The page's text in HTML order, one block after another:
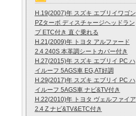
H.19(2007)年 スズキ エブリイワゴン
PZターボ ディスチャージヘッドラン
プ ETC付き 直ぐ乗れる
H.21(2009)年 トヨタ アルファード
2.4 240S 本革調シートカバー付き
H.27(2015)年 スズキ エブリイ PC ハ
イルーフ 5AGS車 EG,AT好調
H.29(2017)年 スズキ エブリイ PC ハ
イルーフ 5AGS車 ナビ&TV付き
H.22(2010)年 トヨタ ヴェルファイア
2.4 Z ナビ&TV&ETC付き